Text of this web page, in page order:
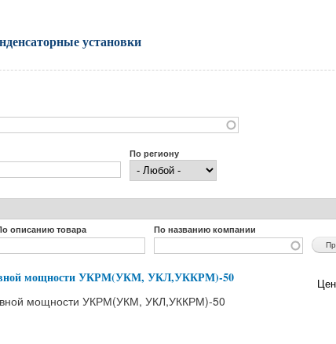
установки
По региону
описанию товара По названию компании
мощности УКРМ(УКМ, УКЛ,УККРМ)-50
мощности УКРМ(УКМ, УКЛ,УККРМ)-50